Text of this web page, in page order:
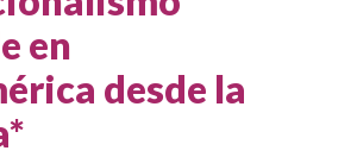
en
desde la